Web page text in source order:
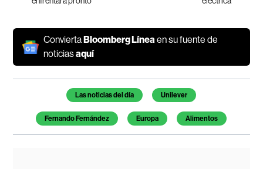
Convierta Bloomberg Líneaen su fuente de
noticiasaquí
Temas de este artículo
Las noticias del día Unilever
Fernando Fernández Europa Alimentos